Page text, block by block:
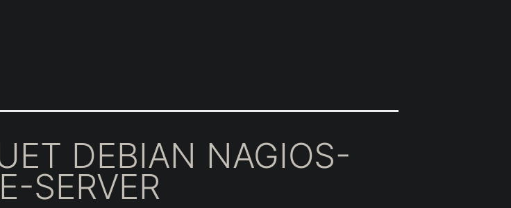
DEBIAN NAGIOS-
SERVER